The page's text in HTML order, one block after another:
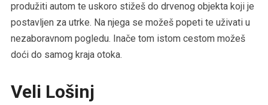
produžiti autom te uskoro stižeš do drvenog objekta koji je
postavljen za utrke. Na njega se možeš popeti te uživati u
nezaboravnom pogledu. Inače tom istom cestom možeš
doći do samog kraja otoka.
Veli Lošinj